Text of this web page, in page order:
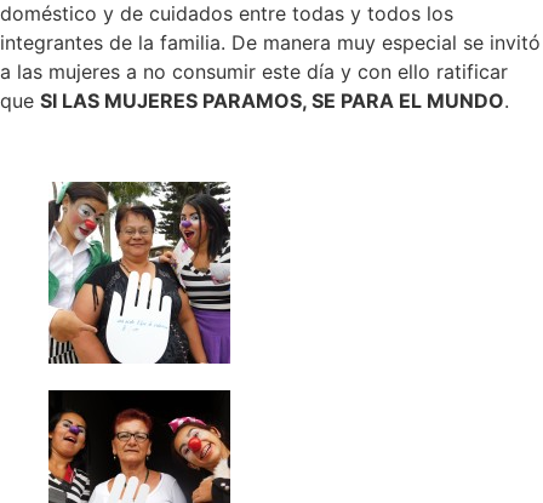
doméstico y de cuidados entre todas y todos los
integrantes de la familia. De manera muy especial se invitó
a las mujeres a no consumir este día y con ello ratificar
que SI LAS MUJERES PARAMOS, SE PARA EL MUNDO.